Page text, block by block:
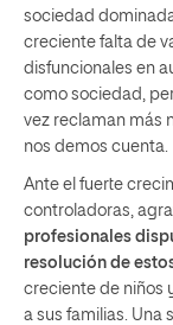
sociedad
creciente falta de
disfuncionales en
como sociedad,
vez reclaman más
nos demos cuenta.
Ante el fuerte
controladoras,
profesionales
resolución de
creciente de niños
a sus familias. Una